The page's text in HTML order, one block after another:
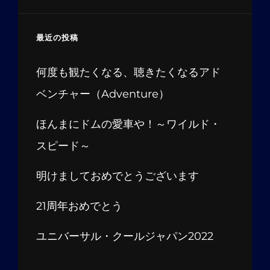
最近の投稿
何度も観たくなる、聴きたくなるアド
ベンチャー（Adventure）
ほんまにドムの愛車や！～ワイルド・
スピード～
明けましておめでとうございます
21周年おめでとう
ユニバーサル・クールジャパン2022